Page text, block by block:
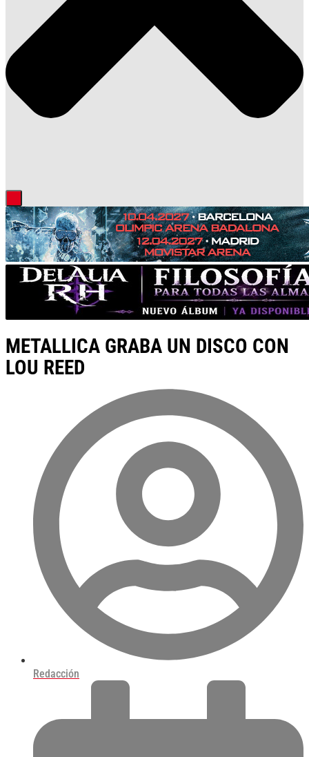
METALLICA GRABA UN DISCO CON
LOU REED
Redacción